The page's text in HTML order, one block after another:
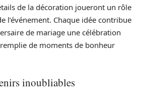
de la décoration joueront un rôle
l’événement. Chaque idée contribue
de mariage une célébration
de moments de bonheur
inoubliables